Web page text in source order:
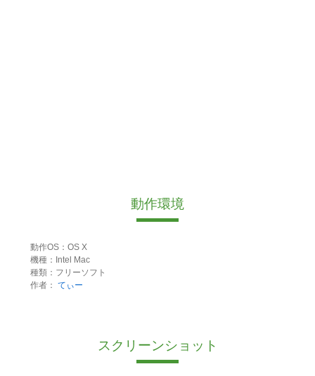
動作環境
動作OS：OS X
機種：Intel Mac
種類：フリーソフト
作者： てぃー
スクリーンショット